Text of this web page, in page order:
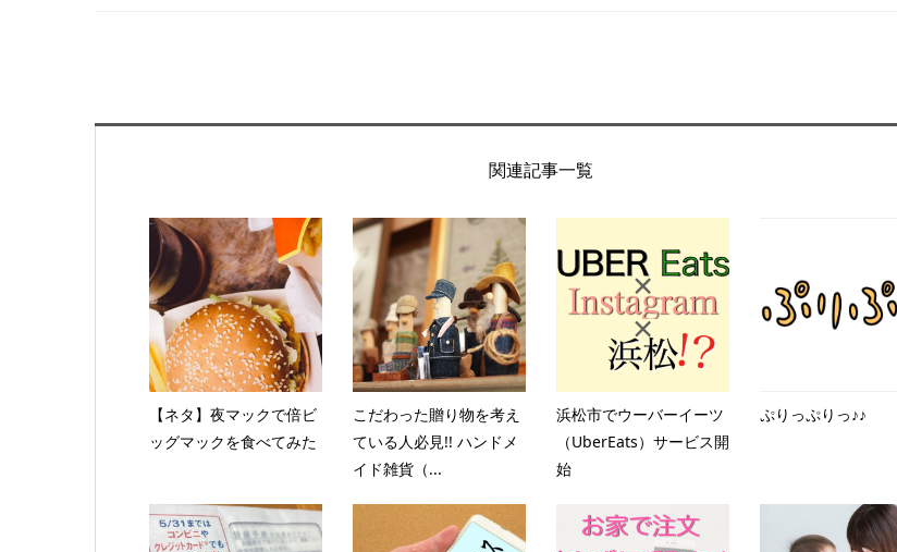
関連記事一覧
【ネタ】夜マックで倍ビ
ッグマックを食べてみた
こだわった贈り物を考え
ている人必見!! ハンドメ
イド雑貨（...
浜松市でウーバーイーツ
（UberEats）サービス開
始
ぷりっぷりっ♪♪